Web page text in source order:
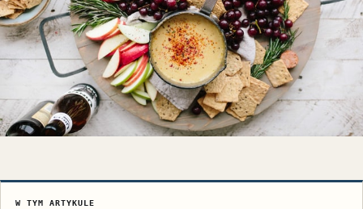
W TYM ARTYKULE